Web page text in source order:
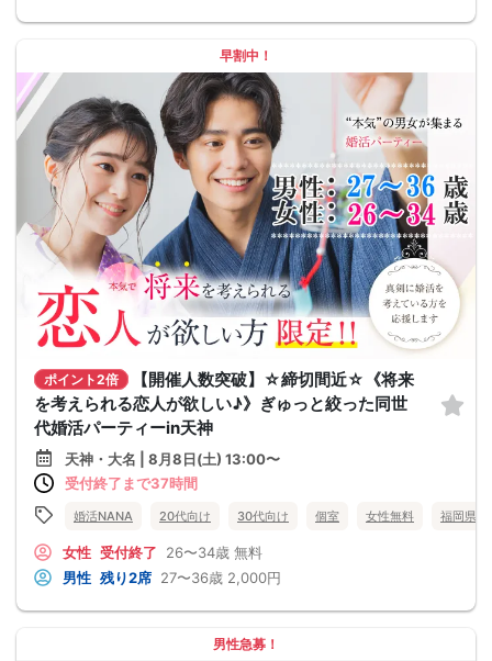
早割中！
ポイント2倍
【開催人数突破】☆締切間近☆《将来
を考えられる恋人が欲しい♪》ぎゅっと絞った同世
代婚活パーティーin天神
天神・大名 | 8月8日(土) 13:00〜
受付終了まで37時間
婚活NANA 20代向け 30代向け 個室 女性無料 福岡県
女性 受付終了 26〜34歳 無料
男性 残り2席 27〜36歳 2,000円
男性急募！